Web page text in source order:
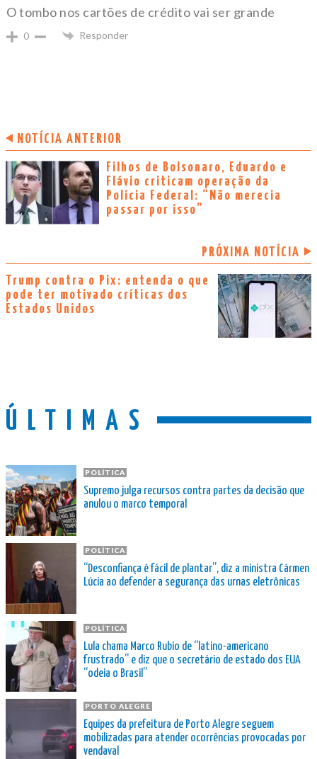
O tombo nos cartões de crédito vai ser grande
0 Responder
NOTÍCIA ANTERIOR
Filhos de Bolsonaro, Eduardo e
Flávio criticam operação da
Polícia Federal: “Não merecia
passar por isso”
PRÓXIMA NOTÍCIA
Trump contra o Pix: entenda o que
pode ter motivado críticas dos
Estados Unidos
ÚLTIMAS
POLÍTICA
Supremo julga recursos contra partes da decisão que
anulou o marco temporal
POLÍTICA
“Desconfiança é fácil de plantar”, diz a ministra Cármen
Lúcia ao defender a segurança das urnas eletrônicas
POLÍTICA
Lula chama Marco Rubio de “latino-americano
frustrado” e diz que o secretário de estado dos EUA
“odeia o Brasil”
PORTO ALEGRE
Equipes da prefeitura de Porto Alegre seguem
mobilizadas para atender ocorrências provocadas por
vendaval